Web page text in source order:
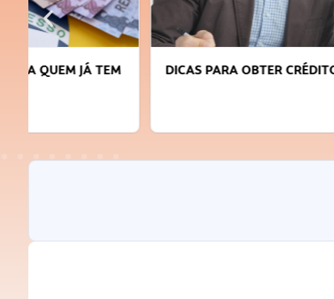
DICAS PARA OBTER CRÉDITO